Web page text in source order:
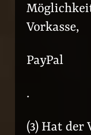
Vorkasse,
PayPal
.
(3) Hat der